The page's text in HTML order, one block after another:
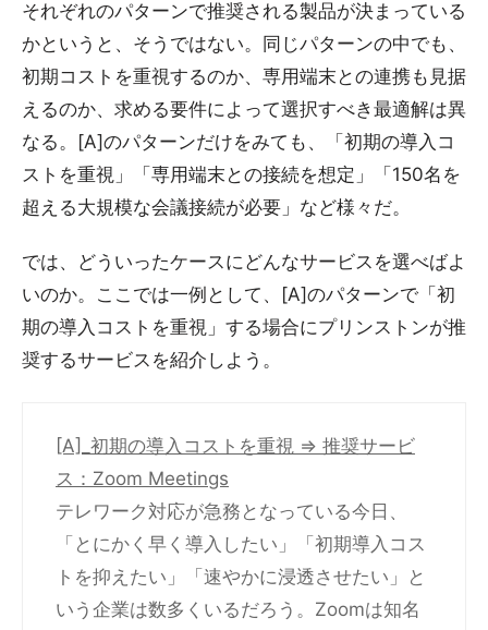
それぞれのパターンで推奨される製品が決まっている
かというと、そうではない。同じパターンの中でも、
初期コストを重視するのか、専用端末との連携も見据
えるのか、求める要件によって選択すべき最適解は異
なる。[A]のパターンだけをみても、「初期の導入コ
ストを重視」「専用端末との接続を想定」「150名を
超える大規模な会議接続が必要」など様々だ。
では、どういったケースにどんなサービスを選べばよ
いのか。ここでは一例として、[A]のパターンで「初
期の導入コストを重視」する場合にプリンストンが推
奨するサービスを紹介しよう。
[A]_初期の導入コストを重視 ⇒ 推奨サービ
ス：Zoom Meetings
テレワーク対応が急務となっている今日、
「とにかく早く導入したい」「初期導入コス
トを抑えたい」「速やかに浸透させたい」と
いう企業は数多くいるだろう。Zoomは知名